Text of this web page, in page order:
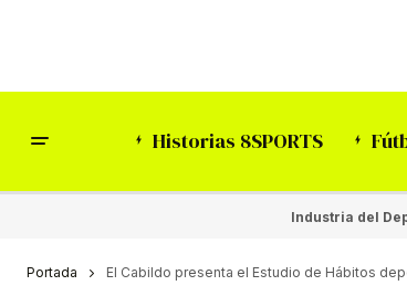
Historias 8SPORTS
Industria del
Portada El Cabildo presenta el Estudio de Hábitos